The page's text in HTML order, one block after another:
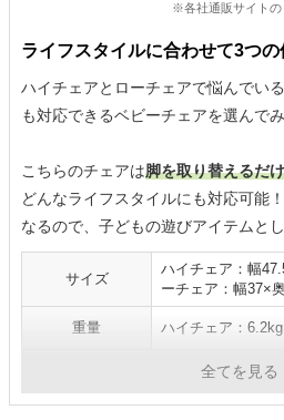
※各社通販サイトの
ライフスタイルに合わせて3つ
ハイチェアとローチェアで悩んでい
も対応できるベビーチェアを選んで
こちらのチェアは脚を取り替えるだ
どんなライフスタイルにも対応可能
なるので、子どもの遊びアイテムと
サイズ
ハイチェア：幅
ーチェア：幅37×
重量 ハイチェア：
ホワイト、レッド
全てを見る